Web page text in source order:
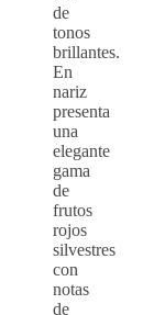
de
tonos
brillantes.
En
nariz
presenta
una
elegante
gama
de
frutos
rojos
silvestres
con
notas
de